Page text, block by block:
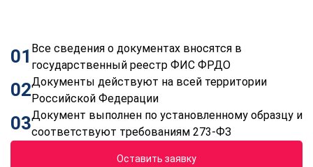
01 Все сведения о документах вносятся в
государственный реестр ФИС ФРДО
02Документы действуют на всей территории
Российской Федерации
03Документ выполнен по установленному образцу и
соответствуют требованиям 273-ФЗ
Оставить заявку